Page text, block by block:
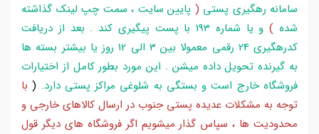
سامانه رهگیری پستی ( پایین سایت ، سمت چپ لینک گذاشته
شده )
و یا شماره 193 با پست پیگیری کند . بعد از دریافت
کدرهگیری 24 رقمی معمولا بین 3 الی 12 روز یا بیشتر بسته ها
به گیرنده تحویل داده میشن . این مورد بطور کامل از اختیارات
فروشگاه خارج است و بستگی به شلوغی مراکز پستی دارد.
(با
توجه به مشکلات عدیده پستی جنوب در ارسال کالاهای خارجی و
محدودیت ها ، سپاس گذار میشویم اگر فروشگاه های دیگر قول